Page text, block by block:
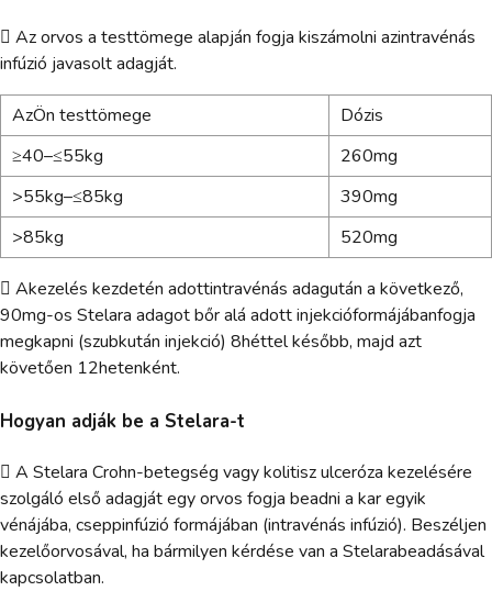
 Az orvos a testtömege alapján fogja kiszámolni azintravénás
infúzió javasolt adagját.
AzÖn testtömege
Dózis
≥40–≤55kg
260mg
>55kg–≤85kg
390mg
>85kg
520mg
 Akezelés kezdetén adottintravénás adagután a következő,
90mg-os Stelara adagot bőr alá adott injekcióformájábanfogja
megkapni (szubkután injekció) 8héttel később, majd azt
követően 12hetenként.
Hogyan adják be a Stelara-t
 A Stelara Crohn-betegség vagy kolitisz ulceróza kezelésére
szolgáló első adagját egy orvos fogja beadni a kar egyik
vénájába, cseppinfúzió formájában (intravénás infúzió). Beszéljen
kezelőorvosával, ha bármilyen kérdése van a Stelarabeadásával
kapcsolatban.